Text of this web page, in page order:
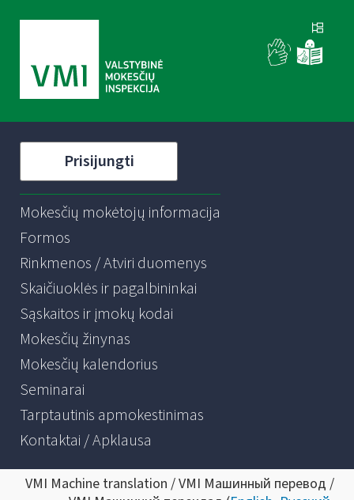
Prisijungti
Mokesčių mokėtojų informacija
Formos
Rinkmenos / Atviri duomenys
Skaičiuoklės ir pagalbininkai
Sąskaitos ir įmokų kodai
Mokesčių žinynas
Mokesčių kalendorius
Seminarai
Tarptautinis apmokestinimas
Kontaktai / Apklausa
VMI Machine translation / VMI Машинный перевод /